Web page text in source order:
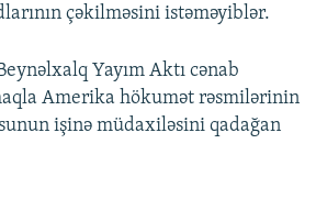
çəkilməsini istəməyiblər.
Yayım Aktı cənab
Amerika hökumət rəsmilərinin
işinə müdaxiləsini qadağan